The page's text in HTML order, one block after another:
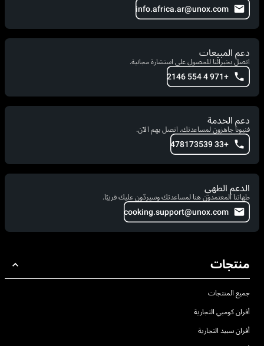
info.africa.ar@unox.com
دعم المبيعات
اتصل بخبرائنا للحصول على استشارة مجانية.
+971 4 554 2146
دعم الخدمة
فنيونا جاهزون لمساعدتك. اتصل بهم الآن.
+33 478173539
الدعم الطهي
طهاتنا المعتمدون هنا لمساعدتك وسيردّون عليك قريبًا.
cooking.support@unox.com
منتجات
جميع المنتجات
أفران كومبي التجارية
أفران سبيد التجارية